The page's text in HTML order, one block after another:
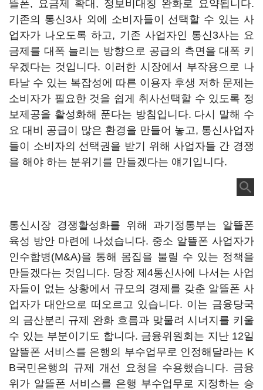
뜰폰, 요금제 확대, 정보비대칭 완화로 요약됩니다.
기존의 통신3사 외에 소비자들이 선택할 수 있는 사
업자가 나오도록 하고, 기존 사업자인 통신3사는 요
금제를 대폭 늘리는 방향으로 공급의 측면을 대폭 키
우겠다는 것입니다. 이러한 시장에서 부작용으로 나
타날 수 있는 복잡성에 따른 이용자 후생 저하 문제는
소비자가 필요한 것을 쉽게 취사선택할 수 있도록 정
보제공을 활성화해 푼다는 방침입니다. 다시 말해 수
요 대비 공급이 많은 환경을 만들어 놓고, 통신사업자
들이 소비자의 선택권을 받기 위해 사업자들 간 경쟁
을 해야 하는 분위기를 만들겠다는 얘기입니다.
통신시장 경쟁활성화를 위해 과기정통부는 알뜰폰
육성 방안 마련에 나섰습니다. 중소 알뜰폰 사업자가
인수합병(M&A)을 통해 몸집을 불릴 수 있는 정책을
만들겠다는 것입니다. 당장 제4통신사에 나서는 사업
자들이 없는 상황에서 규모의 경제를 갖춘 알뜰폰 사
업자가 대안으로 떠오르고 있습니다. 이는 금융당국
의 금산분리 규제 완화 흐름과 맞물려 시너지를 키울
수 있는 부분이기도 합니다. 금융위원회는 지난 12일
알뜰폰 서비스를 은행의 부수업무로 인정해달라는 K
B국민은행의 규제 개선 요청을 수용했습니다. 금융
위가 알뜰폰 서비스를 은행 부수업무로 지정하는 승